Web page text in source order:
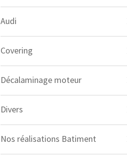
Audi
Covering
Décalaminage moteur
Divers
Nos réalisations Batiment